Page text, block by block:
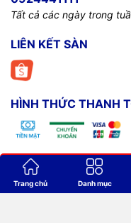
Tất cả các ngày trong
LIÊN KẾT SÀN
HÌNH THỨC THANH
Bản quyền
Trang chủ Danh mục